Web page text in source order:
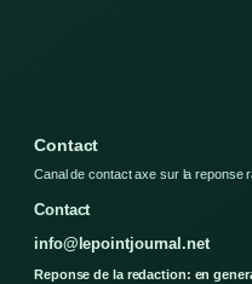
Contact
Canal de contact axe sur la reponse
Contact
info@lepointjournal.net
Reponse de la redaction: en